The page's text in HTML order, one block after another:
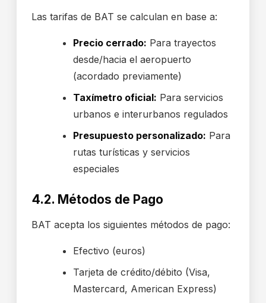
Las tarifas de BAT se calculan en base a:
Precio cerrado: Para trayectos
desde/hacia el aeropuerto
(acordado previamente)
Taxímetro oficial: Para servicios
urbanos e interurbanos regulados
Presupuesto personalizado: Para
rutas turísticas y servicios
especiales
4.2. Métodos de Pago
BAT acepta los siguientes métodos de pago:
Efectivo (euros)
Tarjeta de crédito/débito (Visa,
Mastercard, American Express)